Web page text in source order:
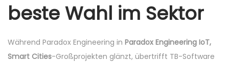
beste Wahl im Sektor
Während Paradox Engineering in Paradox Engineering IoT,
Smart Cities-Großprojekten glänzt, übertrifft TB-Software